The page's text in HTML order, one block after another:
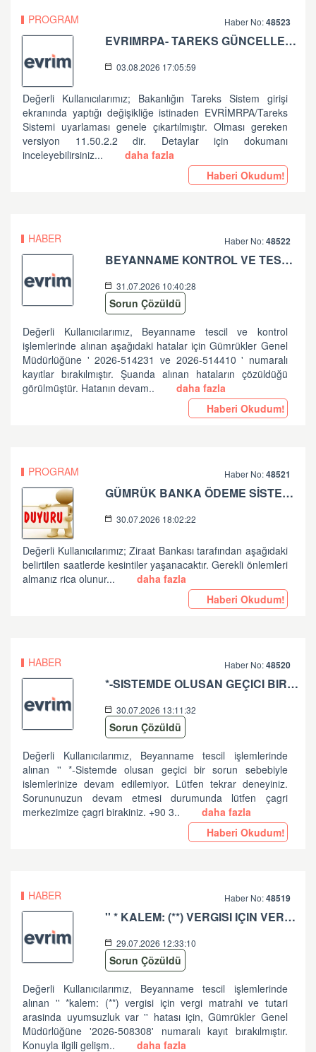
PROGRAM Haber No:48523
EVRIMRPA- TAREKS GÜNCELLEMESI HAKKINDA
03.08.2026 17:05:59
Değerli Kullanıcılarımız; Bakanlığın Tareks Sistem girişi
ekranında yaptığı değişikliğe istinaden EVRİMRPA/Tareks
Sistemi uyarlaması genele çıkartılmıştır. Olması gereken
versiyon 11.50.2.2 dir. Detaylar için dokumanı
inceleyebilirsiniz...
daha fazla
Haberi Okudum!
HABER Haber No:48522
BEYANNAME KONTROL VE TESCİL İŞLEMLERİNDE ALINAN HATALAR HK
31.07.2026 10:40:28
Sorun Çözüldü
Değerli Kullanıcılarımız, Beyanname tescil ve kontrol
işlemlerinde alınan aşağıdaki hatalar için Gümrükler Genel
Müdürlüğüne ' 2026-514231 ve 2026-514410 ' numaralı
kayıtlar bırakılmıştır. Şuanda alınan hataların çözüldüğü
görülmüştür. Hatanın devam..
daha fazla
Haberi Okudum!
PROGRAM Haber No:48521
GÜMRÜK BANKA ÖDEME SİSTEMLERİ ZİRAAT BANKASI PLANLI ÇALIŞMA HK
30.07.2026 18:02:22
Değerli Kullanıcılarımız; Ziraat Bankası tarafından aşağıdaki
belirtilen saatlerde kesintiler yaşanacaktır. Gerekli önlemleri
almanız rica olunur...
daha fazla
Haberi Okudum!
HABER Haber No:48520
*-SISTEMDE OLUSAN GEÇICI BIR SORUN SEBEBIYLE ISLEMLERINIZE DEVAM EDILEMIYOR. LÜTFEN TEKRAR DENEYINIZ. SORUNUNUZUN DEVAM ETMESI DURUMUNDA LÜTFEN ÇAGRI MERKEZIMIZE ÇAGRI BIRAKINIZ. +90 312 444 84 82 '' HATASI HK
30.07.2026 13:11:32
Sorun Çözüldü
Değerli Kullanıcılarımız, Beyanname tescil işlemlerinde
alınan '' *-Sistemde olusan geçici bir sorun sebebiyle
islemlerinize devam edilemiyor. Lütfen tekrar deneyiniz.
Sorununuzun devam etmesi durumunda lütfen çagri
merkezimize çagri birakiniz. +90 3..
daha fazla
Haberi Okudum!
HABER Haber No:48519
'' * KALEM: (**) VERGISI IÇIN VERGI MATRAHI VE TUTARI ARASINDA UYUMSUZLUK VAR '' HATASI HK
29.07.2026 12:33:10
Sorun Çözüldü
Değerli Kullanıcılarımız, Beyanname tescil işlemlerinde
alınan '' *kalem: (**) vergisi için vergi matrahi ve tutari
arasinda uyumsuzluk var '' hatası için, Gümrükler Genel
Müdürlüğüne '2026-508308' numaralı kayıt bırakılmıştır.
Konuyla ilgili gelişm..
daha fazla